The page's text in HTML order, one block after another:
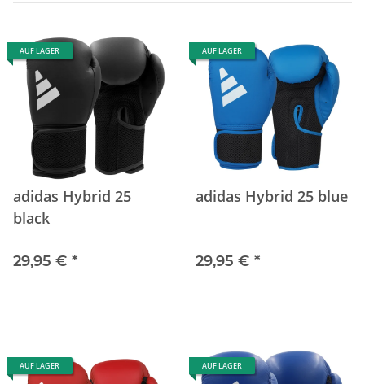
AUF LAGER
adidas Hybrid 25
black
29,95 € *
AUF LAGER
adidas Hybrid 25 blue
29,95 € *
AUF LAGER AUF LAGER